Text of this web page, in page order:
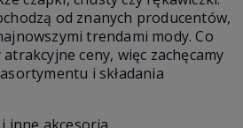
od znanych producentów,
trendami mody. Co
ceny, więc zachęcamy
i składania